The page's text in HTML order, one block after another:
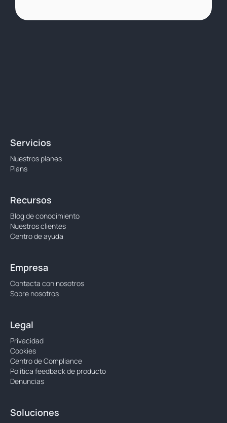
Servicios
Nuestros planes
Plans
Recursos
Blog de conocimiento
Nuestros clientes
Centro de ayuda
Empresa
Contacta con nosotros
Sobre nosotros
Legal
Privacidad
Cookies
Centro de Compliance
Política feedback de producto
Denuncias
Soluciones